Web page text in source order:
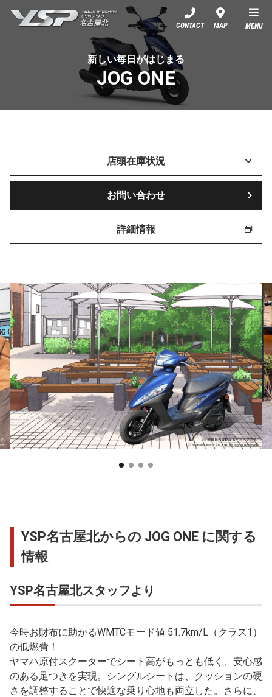
YSP名古屋北
CONTACT MAP MENU
新しい毎日がはじまる
JOG ONE
店頭在庫状況
お問い合わせ
詳細情報
YSP名古屋北からの JOG ONE に関する
情報
YSP名古屋北スタッフより
今時お財布に助かるWMTCモード値 51.7km/L（クラス1）
の低燃費！
ヤマハ原付スクーターでシート高がもっとも低く、安心感
のある足つきを実現。シングルシートは、クッションの硬
さを調整することで快適な乗り心地も両立した。さらに、